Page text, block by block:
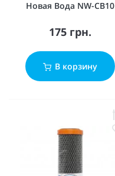
Новая Вода NW-CB10
175 грн.
В корзину